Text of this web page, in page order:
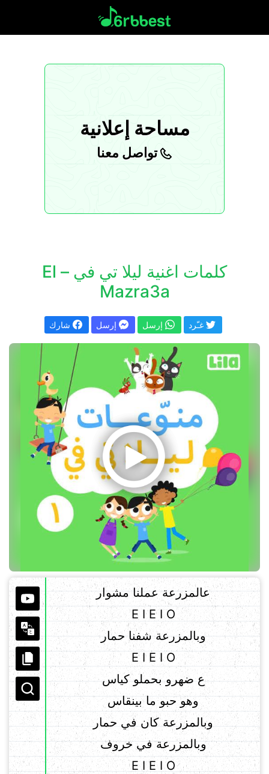
مساحة إعلانية
تواصل معنا
كلمات اغنية ليلا تي في – El
Mazra3a
عالمزرعة عملنا مشوار
E I E I O
وبالمزرعة شفنا حمار
E I E I O
ع ضهرو بحملو كياس
وهو حبو ما بينقاس
وبالمزرعة كان في حمار
وبالمزرعة في خروف
E I E I O